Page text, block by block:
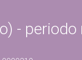
- periodo